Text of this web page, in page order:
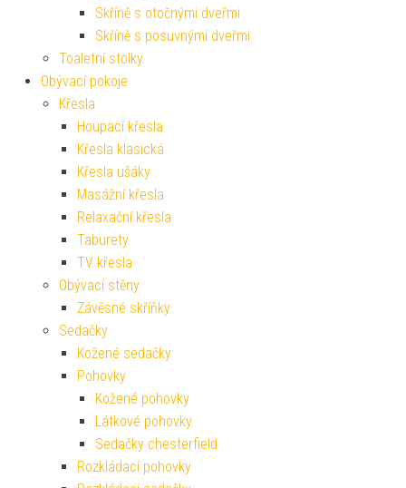
Skříně s otočnými dveřmi
Skříně s posuvnými dveřmi
Toaletní stolky
Obývací pokoje
Křesla
Houpací křesla
Křesla klasická
Křesla ušáky
Masážní křesla
Relaxační křesla
Taburety
TV křesla
Obývací stěny
Závěsné skříňky
Sedačky
Kožené sedačky
Pohovky
Kožené pohovky
Látkové pohovky
Sedačky chesterfield
Rozkládací pohovky